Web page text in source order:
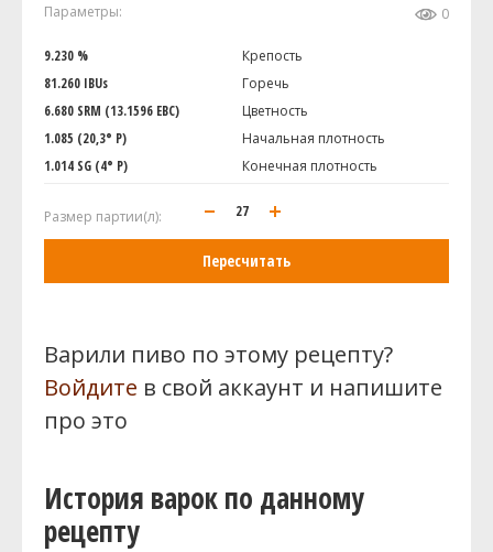
Параметры: 0
9.230 %
Крепость
81.260 IBUs
Горечь
6.680 SRM (13.1596 EBC)
Цветность
1.085 (20,3° P)
Начальная плотность
1.014 SG (4° P)
Конечная плотность
Размер партии(л):
Пересчитать
Варили пиво по этому рецепту?
Войдите в свой аккаунт и напишите
про это
История варок по данному
рецепту